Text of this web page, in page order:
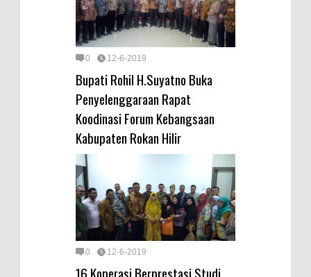
0 12-6-2019
Bupati Rohil H.Suyatno Buka
Penyelenggaraan Rapat
Koodinasi Forum Kebangsaan
Kabupaten Rokan Hilir
0 12-6-2019
16 Koperasi Berprestasi Studi